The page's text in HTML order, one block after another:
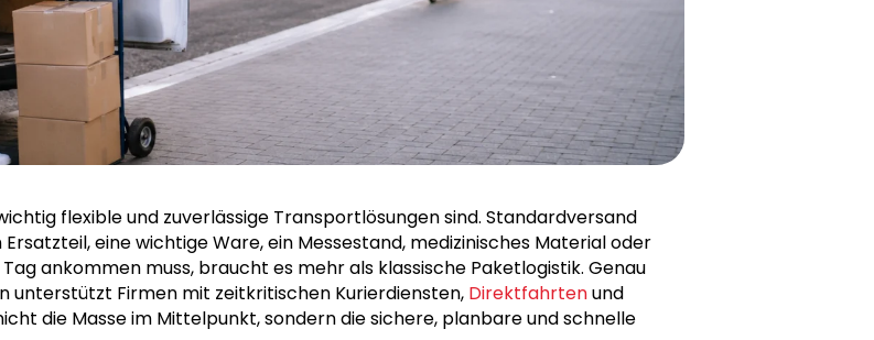
flexible und zuverlässige Transportlösungen sind. Standardversand
eine wichtige Ware, ein Messestand, medizinisches Material oder
ankommen muss, braucht es mehr als klassische Paketlogistik. Genau
unterstützt Firmen mit zeitkritischen Kurierdiensten, Direktfahrtenund
die Masse im Mittelpunkt, sondern die sichere, planbare und schnelle